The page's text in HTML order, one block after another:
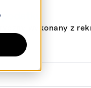
wykonany z